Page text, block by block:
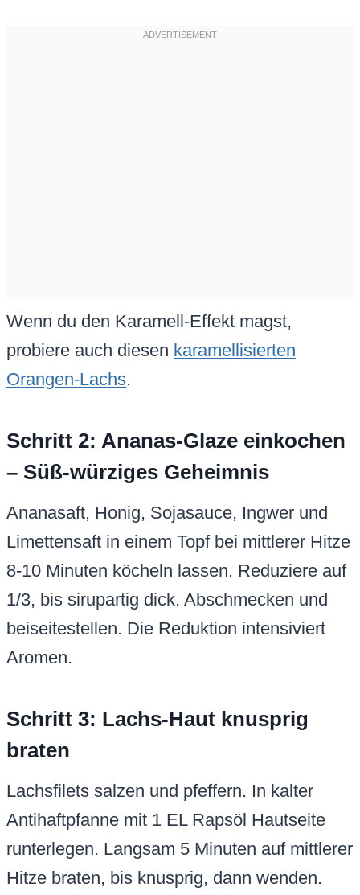
Wenn du den Karamell-Effekt magst,
probiere auch diesen karamellisierten
Orangen-Lachs.
Schritt 2: Ananas-Glaze einkochen
– Süß-würziges Geheimnis
Ananasaft, Honig, Sojasauce, Ingwer und
Limettensaft in einem Topf bei mittlerer Hitze
8-10 Minuten köcheln lassen. Reduziere auf
1/3, bis sirupartig dick. Abschmecken und
beiseitestellen. Die Reduktion intensiviert
Aromen.
Schritt 3: Lachs-Haut knusprig
braten
Lachsfilets salzen und pfeffern. In kalter
Antihaftpfanne mit 1 EL Rapsöl Hautseite
runterlegen. Langsam 5 Minuten auf mittlerer
Hitze braten, bis knusprig, dann wenden.